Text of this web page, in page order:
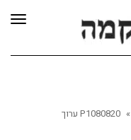
» P1080820 ערוך